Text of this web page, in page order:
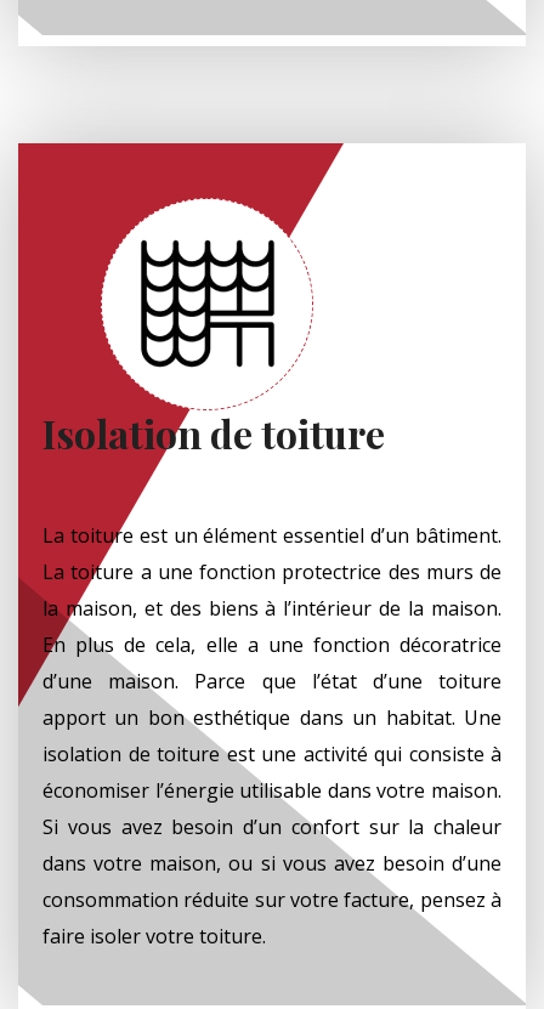
Isolation de toiture
La toiture est un élément essentiel d’un bâtiment.
La toiture a une fonction protectrice des murs de
la maison, et des biens à l’intérieur de la maison.
En plus de cela, elle a une fonction décoratrice
d’une maison. Parce que l’état d’une toiture
apport un bon esthétique dans un habitat. Une
isolation de toiture est une activité qui consiste à
économiser l’énergie utilisable dans votre maison.
Si vous avez besoin d’un confort sur la chaleur
dans votre maison, ou si vous avez besoin d’une
consommation réduite sur votre facture, pensez à
faire isoler votre toiture.